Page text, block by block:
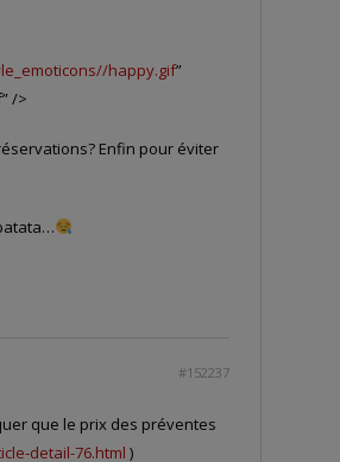
happy.gif”
/>
Enfin pour éviter
#152237
que le prix des préventes
detail-76.html )